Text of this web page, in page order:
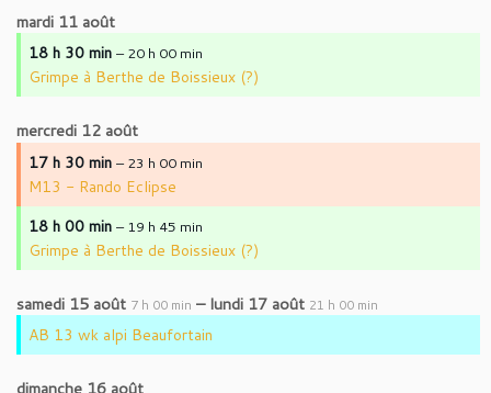
mardi 11 août
18 h 30 min – 20 h 00 min
Grimpe à Berthe de Boissieux (?)
mercredi 12 août
17 h 30 min – 23 h 00 min
M13 - Rando Eclipse
18 h 00 min – 19 h 45 min
Grimpe à Berthe de Boissieux (?)
samedi 15 août 7 h 00 min –lundi 17 août 21 h 00 min
AB 13 wk alpi Beaufortain